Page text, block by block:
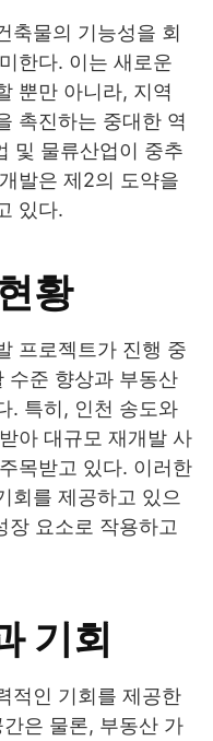
축물의 기능성을 회
한다. 이는 새로운
뿐만 아니라, 지역
촉진하는 중대한 역
및 물류산업이 중추
발은 제2의 도약을
있다.
황
프로젝트가 진행 중
수준 향상과 부동산
. 특히, 인천 송도와
아 대규모 재개발 사
목받고 있다. 이러한
회를 제공하고 있으
장 요소로 작용하고
기회
적인 기회를 제공한
은 물론, 부동산 가